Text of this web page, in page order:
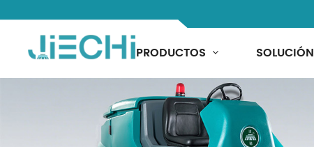
PRODUCTOS SOLUCIÓN